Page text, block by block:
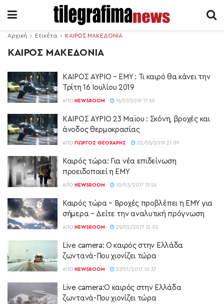
Αρχική Ετικέτα ΚΑΙΡΟΣ ΜΑΚΕΔΟΝΙΑ
ΚΑΙΡΟΣ ΜΑΚΕΔΟΝΙΑ
ΚΑΙΡΟΣ ΑΥΡΙΟ – ΕΜΥ : Τι καιρό θα κάνει την
Τρίτη 16 Ιουλίου 2019
ΑΠΌ NEWSROOM 15/07/2019 17:50
ΚΑΙΡΟΣ ΑΥΡΙΟ 23 Μαϊου : Σκόνη, βροχές και
άνοδος θερμοκρασίας
ΑΠΌ ΓΙΏΡΓΟΣ ΘΕΟΧΆΡΗΣ 22/05/2019 21:09
Καιρός τώρα: Για νέα επιδείνωση
προειδοποιεί η ΕΜΥ
ΑΠΌ NEWSROOM 10/03/2017 13:54
Καιρός τώρα – Βροχές προβλέπει η ΕΜΥ για
σήμερα – Δείτε την αναλυτική πρόγνωση
ΑΠΌ NEWSROOM 25/02/2017 12:02
Live camera: Ο καιρός στην Ελλάδα
ζωντανά-Που χιονίζει τώρα
ΑΠΌ NEWSROOM 27/01/2017 10:37
Live camera:Ο καιρός στην Ελλάδα
ζωντανά-Που χιονίζει τώρα